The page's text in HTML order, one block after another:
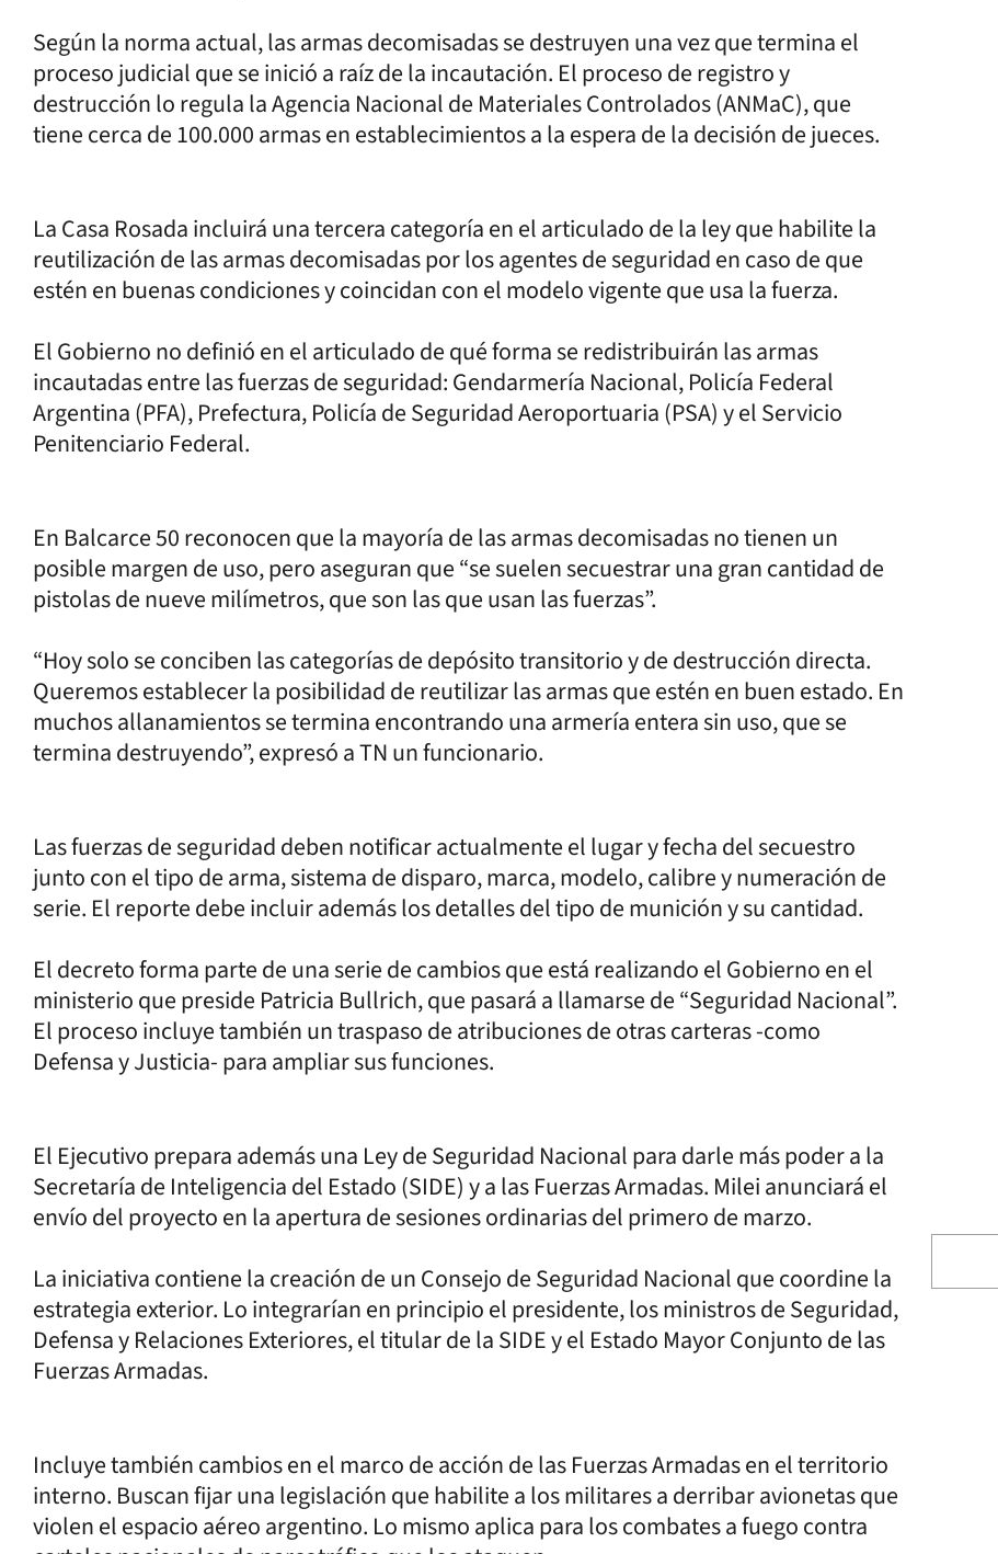
Según la norma actual, las armas decomisadas se destruyen una vez que termina el
proceso judicial que se inició a raíz de la incautación. El proceso de registro y
destrucción lo regula la Agencia Nacional de Materiales Controlados (ANMaC), que
tiene cerca de 100.000 armas en establecimientos a la espera de la decisión de jueces.
La Casa Rosada incluirá una tercera categoría en el articulado de la ley que habilite la
reutilización de las armas decomisadas por los agentes de seguridad en caso de que
estén en buenas condiciones y coincidan con el modelo vigente que usa la fuerza.
El Gobierno no definió en el articulado de qué forma se redistribuirán las armas
incautadas entre las fuerzas de seguridad: Gendarmería Nacional, Policía Federal
Argentina (PFA), Prefectura, Policía de Seguridad Aeroportuaria (PSA) y el Servicio
Penitenciario Federal.
En Balcarce 50 reconocen que la mayoría de las armas decomisadas no tienen un
posible margen de uso, pero aseguran que “se suelen secuestrar una gran cantidad de
pistolas de nueve milímetros, que son las que usan las fuerzas”.
“Hoy solo se conciben las categorías de depósito transitorio y de destrucción directa.
Queremos establecer la posibilidad de reutilizar las armas que estén en buen estado. En
muchos allanamientos se termina encontrando una armería entera sin uso, que se
termina destruyendo”, expresó a TN un funcionario.
Las fuerzas de seguridad deben notificar actualmente el lugar y fecha del secuestro
junto con el tipo de arma, sistema de disparo, marca, modelo, calibre y numeración de
serie. El reporte debe incluir además los detalles del tipo de munición y su cantidad.
El decreto forma parte de una serie de cambios que está realizando el Gobierno en el
ministerio que preside Patricia Bullrich, que pasará a llamarse de “Seguridad Nacional”.
El proceso incluye también un traspaso de atribuciones de otras carteras -como
Defensa y Justicia- para ampliar sus funciones.
El Ejecutivo prepara además una Ley de Seguridad Nacional para darle más poder a la
Secretaría de Inteligencia del Estado (SIDE) y a las Fuerzas Armadas. Milei anunciará el
envío del proyecto en la apertura de sesiones ordinarias del primero de marzo.
La iniciativa contiene la creación de un Consejo de Seguridad Nacional que coordine la
estrategia exterior. Lo integrarían en principio el presidente, los ministros de Seguridad,
Defensa y Relaciones Exteriores, el titular de la SIDE y el Estado Mayor Conjunto de las
Fuerzas Armadas.
Incluye también cambios en el marco de acción de las Fuerzas Armadas en el territorio
interno. Buscan fijar una legislación que habilite a los militares a derribar avionetas que
violen el espacio aéreo argentino. Lo mismo aplica para los combates a fuego contra